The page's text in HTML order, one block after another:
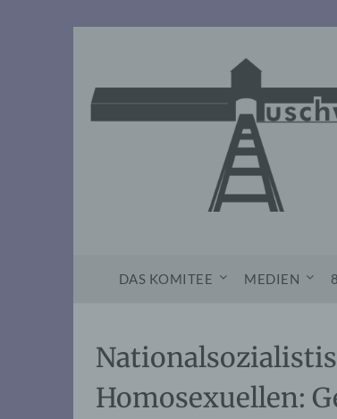
DAS KOMITEE MEDIEN
Homosexuellen: